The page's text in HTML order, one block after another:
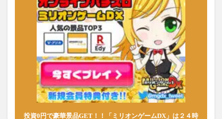
投資0円で豪華景品GET！！「ミリオンゲームDX」は２４時